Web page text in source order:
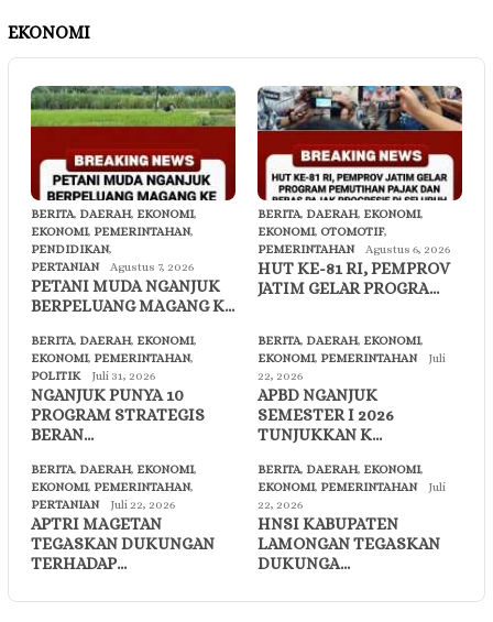
EKONOMI
BERITA, DAERAH, EKONOMI,
EKONOMI, PEMERINTAHAN,
PENDIDIKAN,
PERTANIAN
Agustus 7, 2026
PETANI MUDA NGANJUK
BERPELUANG MAGANG K…
BERITA, DAERAH, EKONOMI,
EKONOMI, OTOMOTIF,
PEMERINTAHAN
Agustus 6, 2026
HUT KE-81 RI, PEMPROV
JATIM GELAR PROGRA…
BERITA, DAERAH, EKONOMI,
EKONOMI, PEMERINTAHAN,
POLITIK
Juli 31, 2026
NGANJUK PUNYA 10
PROGRAM STRATEGIS
BERAN…
BERITA, DAERAH, EKONOMI,
EKONOMI, PEMERINTAHAN
Juli
22, 2026
APBD NGANJUK
SEMESTER I 2026
TUNJUKKAN K…
BERITA, DAERAH, EKONOMI,
EKONOMI, PEMERINTAHAN,
PERTANIAN
Juli 22, 2026
APTRI MAGETAN
TEGASKAN DUKUNGAN
TERHADAP…
BERITA, DAERAH, EKONOMI,
EKONOMI, PEMERINTAHAN
Juli
22, 2026
HNSI KABUPATEN
LAMONGAN TEGASKAN
DUKUNGA…